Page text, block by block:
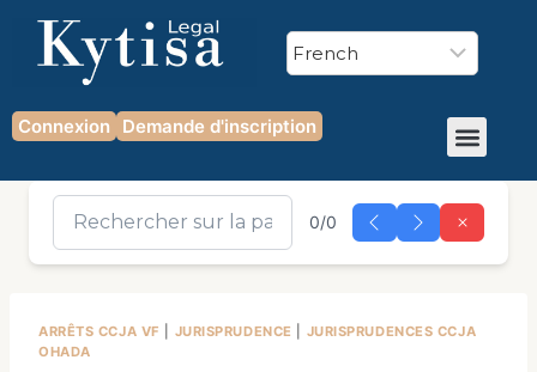
Connexion Demande d'inscription
0/0
ARRÊTS CCJA VF JURISPRUDENCE
JURISPRUDENCES CCJA
OHADA